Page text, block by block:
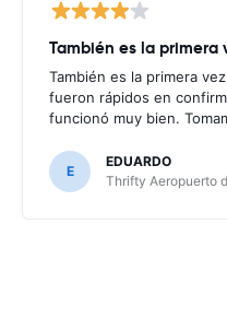
También es la primera
También es la primera
fueron rápidos en
funcionó muy bien.
E
EDUARDO
Thrifty Aeropuerto